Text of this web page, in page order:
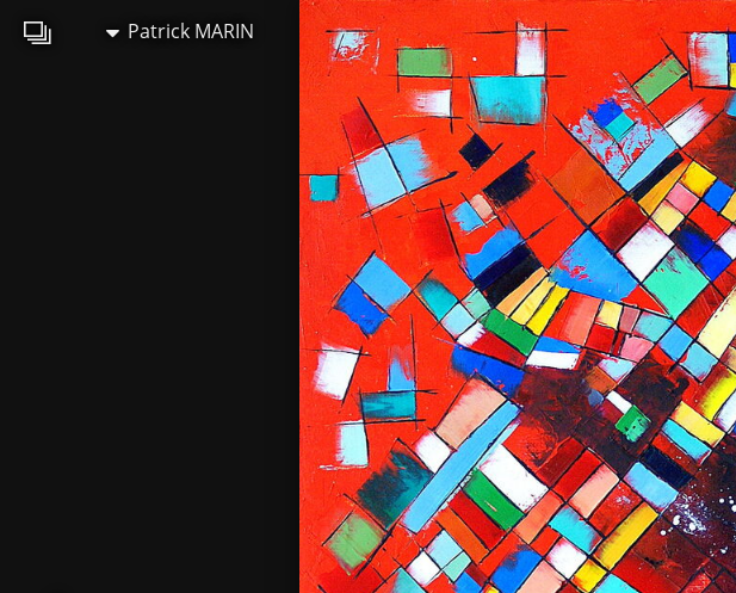
Patrick MARIN